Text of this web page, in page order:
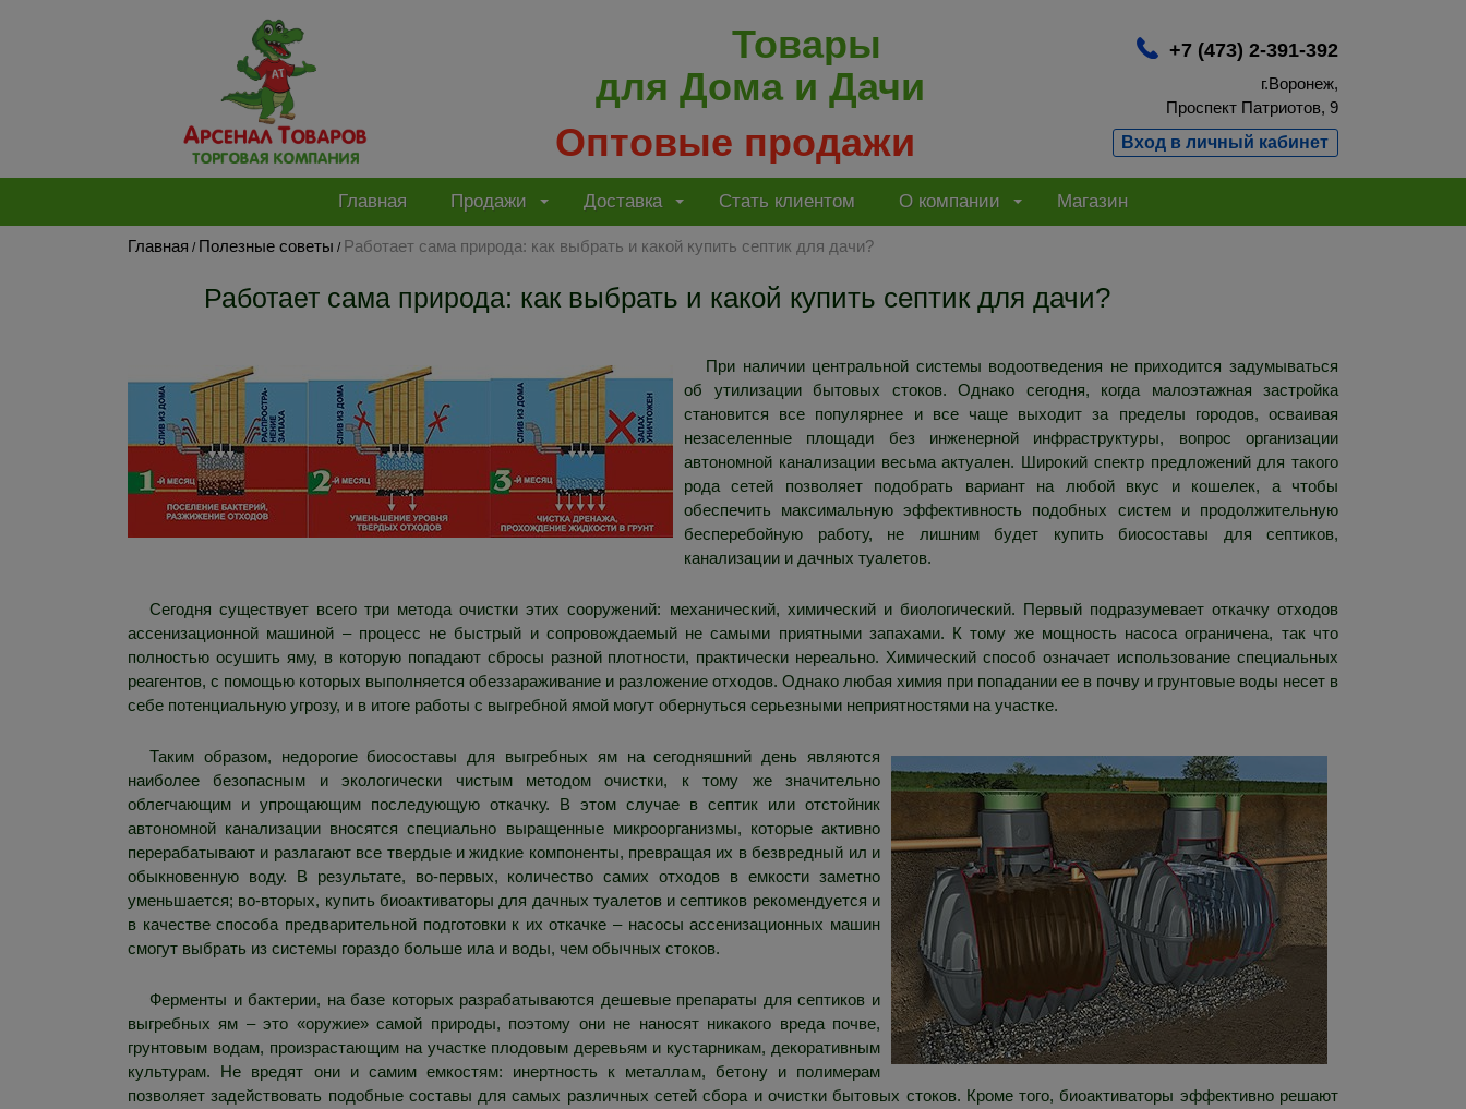
Товары
для Дома и Дачи
Оптовые продажи
+7 (473) 2-391-392
г.Воронеж,
Проспект Патриотов, 9
Вход в личный кабинет
Главная Продажи Доставка Стать клиентом О компании Магазин
Главная / Полезные советы / Работает сама природа: как выбрать и какой купить септик для дачи?
Работает сама природа: как выбрать и какой купить септик для дачи?
При наличии центральной системы водоотведения не приходится задумываться
об утилизации бытовых стоков. Однако сегодня, когда малоэтажная застройка
становится все популярнее и все чаще выходит за пределы городов, осваивая
незаселенные площади без инженерной инфраструктуры, вопрос организации
автономной канализации весьма актуален. Широкий спектр предложений для такого
рода сетей позволяет подобрать вариант на любой вкус и кошелек, а чтобы
обеспечить максимальную эффективность подобных систем и продолжительную
бесперебойную работу, не лишним будет купить биосоставы для септиков,
канализации и дачных туалетов.
Сегодня существует всего три метода очистки этих сооружений: механический, химический и биологический. Первый подразумевает откачку отходов
ассенизационной машиной – процесс не быстрый и сопровождаемый не самыми приятными запахами. К тому же мощность насоса ограничена, так что
полностью осушить яму, в которую попадают сбросы разной плотности, практически нереально. Химический способ означает использование специальных
реагентов, с помощью которых выполняется обеззараживание и разложение отходов. Однако любая химия при попадании ее в почву и грунтовые воды несет в
себе потенциальную угрозу, и в итоге работы с выгребной ямой могут обернуться серьезными неприятностями на участке.
Таким образом, недорогие биосоставы для выгребных ям на сегодняшний день являются
наиболее безопасным и экологически чистым методом очистки, к тому же значительно
облегчающим и упрощающим последующую откачку. В этом случае в септик или отстойник
автономной канализации вносятся специально выращенные микроорганизмы, которые активно
перерабатывают и разлагают все твердые и жидкие компоненты, превращая их в безвредный ил и
обыкновенную воду. В результате, во-первых, количество самих отходов в емкости заметно
уменьшается; во-вторых, купить биоактиваторы для дачных туалетов и септиков рекомендуется и
в качестве способа предварительной подготовки к их откачке – насосы ассенизационных машин
смогут выбрать из системы гораздо больше ила и воды, чем обычных стоков.
Ферменты и бактерии, на базе которых разрабатываются дешевые препараты для септиков и
выгребных ям – это «оружие» самой природы, поэтому они не наносят никакого вреда почве,
грунтовым водам, произрастающим на участке плодовым деревьям и кустарникам, декоративным
культурам. Не вредят они и самим емкостям: инертность к металлам, бетону и полимерам
позволяет задействовать подобные составы для самых различных сетей сбора и очистки бытовых стоков. Кроме того, биоактиваторы эффективно решают